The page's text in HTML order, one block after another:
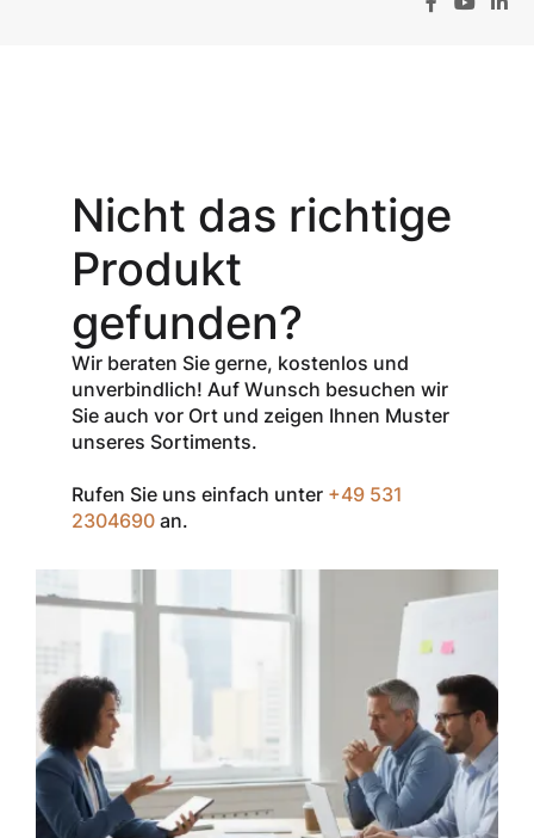
Gutschein-Code
INSPEC30
erhalten Sie
% Rabattauf
den Netto-
Verkaufspreis
aller Produkte
der Marke
InSpec von
Zum Einlösen
geben Sie den
Warenkorb oder
an der Kasse
nur einmal pro
Kunde
einsetzbar und
nicht
kombinierbar mit
anderen
Nicht das richtige
Produkt
gefunden?
Wir beraten Sie gerne, kostenlos und
unverbindlich! Auf Wunsch besuchen wir
Sie auch vor Ort und zeigen Ihnen Muster
unseres Sortiments.
Rufen Sie uns einfach unter +49 531
2304690 an.